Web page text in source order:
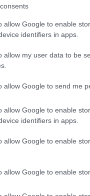
allow Google to enable
identifiers in apps.
allow my user data to be
allow Google to send me
allow Google to enable
identifiers in apps.
allow Google to enable
allow Google to enable
Ecco
Guardia di
- 11:11 Davide Sperati
Tasse, finalmente si
di Bologna
di euro
→